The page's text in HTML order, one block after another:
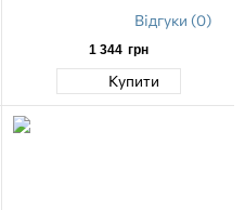
Відгуки (0)
1 344 грн
Купити